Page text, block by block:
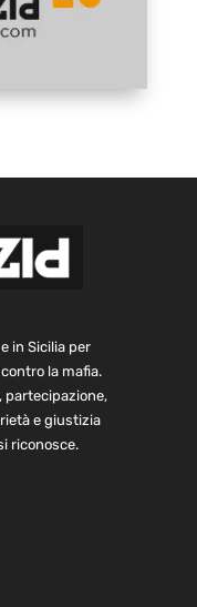
in Sicilia per
la mafia.
partecipazione,
e giustizia
riconosce.